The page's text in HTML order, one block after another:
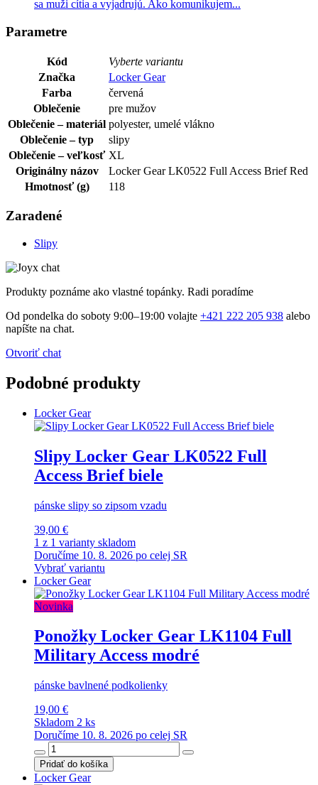
sa muži cítia a vyjadrujú. Ako komunikujem...
Parametre
Kód
Vyberte variantu
Značka
Locker Gear
Farba
červená
Oblečenie
pre mužov
Oblečenie – materiál polyester, umelé vlákno
Oblečenie – typ
slipy
Oblečenie – veľkosť XL
Originálny názov
Locker Gear LK0522 Full Access Brief Red
Hmotnosť (g)
118
Zaradené
Slipy
Produkty poznáme ako vlastné topánky. Radi poradíme
Od pondelka do soboty 9:00–19:00 volajte +421 222 205 938 alebo
napíšte na chat.
Otvoriť chat
Podobné produkty
Locker Gear
Slipy Locker Gear LK0522 Full
Access Brief biele
pánske slipy so zipsom vzadu
39,00 €
1 z 1 varianty skladom
Doručíme 10. 8. 2026 po celej SR
Vybrať variantu
Locker Gear
Novinka
Ponožky Locker Gear LK1104 Full
Military Access modré
pánske bavlnené podkolienky
19,00 €
Skladom 2 ks
Doručíme 10. 8. 2026 po celej SR
Pridať do košíka
Locker Gear